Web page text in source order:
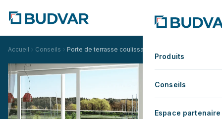
Produits
Conseils
Espace partenaire
Accueil Conseils Porte de terrasse coulissantes ou traditionnelles?